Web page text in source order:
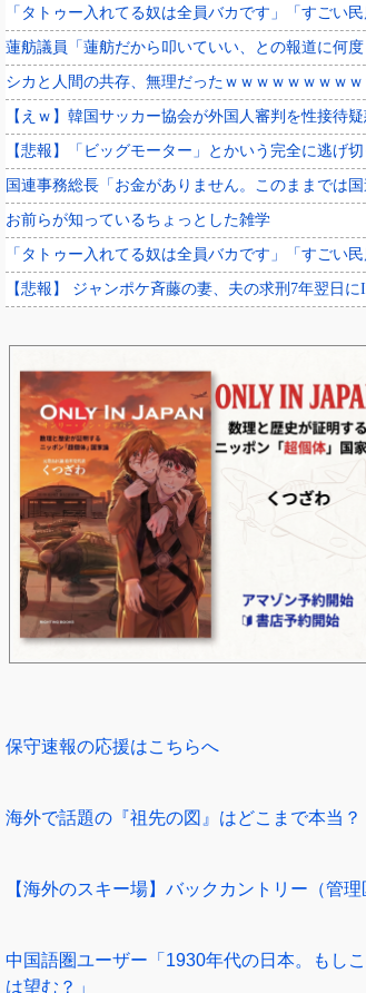
保守速報の応援はこちらへ
海外で話題の『祖先の図』はどこまで本当？
【海外のスキー場】バックカントリー（管
中国語圏ユーザー「1930年代の日本。もし
は望む？」